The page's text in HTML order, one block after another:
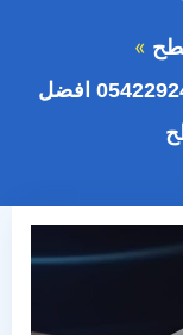
شركة عزل اسطح بالعيون 0542292491 افضل